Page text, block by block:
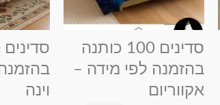
סדינים 100 כותנה
בהזמנה לפי מידה –
אקווריום
ניתן
לבחור
את
האפשרויות
וינה